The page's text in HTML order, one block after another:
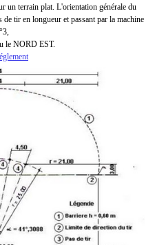
un terrain plat. L'orientation générale du
de tir en longueur et passant par la machine
le NORD EST.